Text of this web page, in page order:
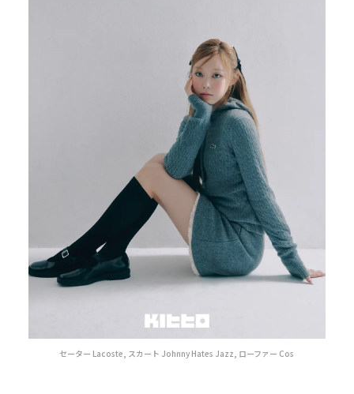
セーター Lacoste, スカート Johnny Hates Jazz, ローファー Cos